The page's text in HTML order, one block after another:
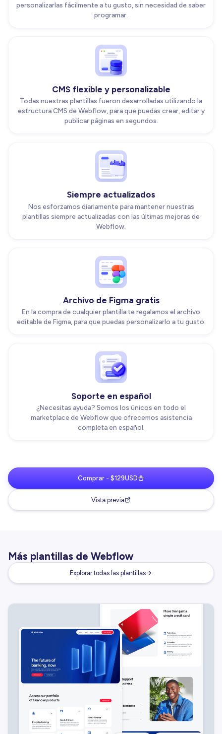
personalizarlas fácilmente a tu gusto, sin necesidad de saber
programar.
CMS flexible y personalizable
Todas nuestras plantillas fueron desarrolladas utilizando la
estructura CMS de Webflow, para que puedas crear, editar y
publicar páginas en segundos.
Siempre actualizados
Nos esforzamos diariamente para mantener nuestras
plantillas siempre actualizadas con las últimas mejoras de
Webflow.
Archivo de Figma gratis
En la compra de cualquier plantilla te regalamos el archivo
editable de Figma, para que puedas personalizarlo a tu gusto.
Soporte en español
¿Necesitas ayuda? Somos los únicos en todo el
marketplace de Webflow que ofrecemos asistencia
completa en español.
Comprar - $129USD
Vista previa
Más plantillas de Webflow
Explorar todas las plantillas